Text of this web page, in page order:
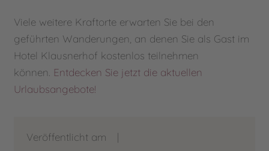
Viele weitere Kraftorte erwarten Sie bei den
geführten Wanderungen, an denen Sie als Gast im
Hotel Klausnerhof kostenlos teilnehmen
können. Entdecken Sie jetzt die aktuellen
Urlaubsangebote!
Veröffentlicht am |